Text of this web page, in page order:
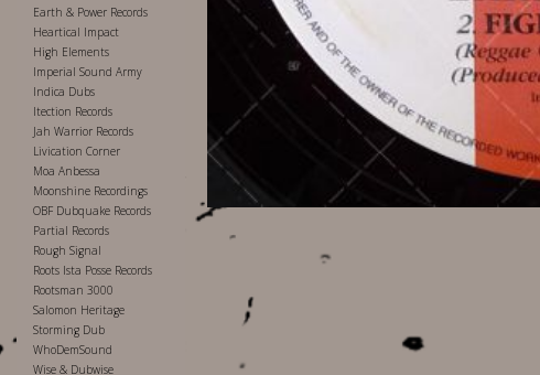
Earth & Power Records
Heartical Impact
High Elements
Imperial Sound Army
Indica Dubs
Itection Records
Jah Warrior Records
Livication Corner
Moa Anbessa
Moonshine Recordings
OBF Dubquake Records
Partial Records
Rough Signal
Roots Ista Posse Records
Rootsman 3000
Salomon Heritage
Storming Dub
WhoDemSound
Wise & Dubwise